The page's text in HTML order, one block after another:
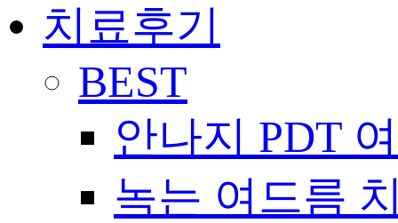
치료후기
BEST
안나지 PDT
녹는 여드름